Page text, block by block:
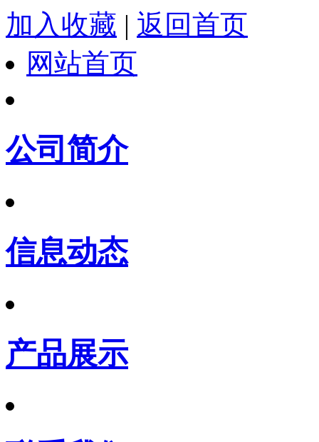
加入收藏 | 返回首页
网站首页
公司简介
信息动态
产品展示